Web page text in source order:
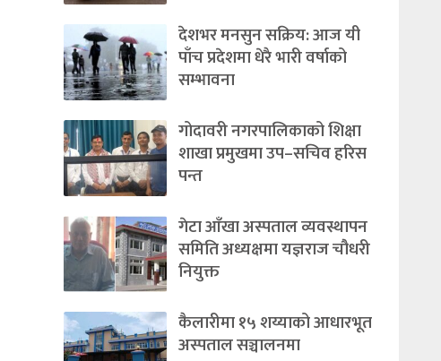
देशभर मनसुन सक्रिय: आज यी
पाँच प्रदेशमा धेरै भारी वर्षाको
सम्भावना
गोदावरी नगरपालिकाको शिक्षा
शाखा प्रमुखमा उप–सचिव हरिस
पन्त
गेटा आँखा अस्पताल व्यवस्थापन
समिति अध्यक्षमा यज्ञराज चौधरी
नियुक्त
कैलारीमा १५ शय्याको आधारभूत
अस्पताल सञ्चालनमा